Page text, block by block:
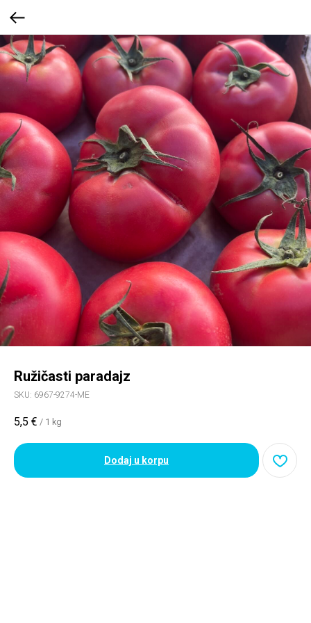
Ružičasti paradajz
SKU: 6967-9274-ME
5,5 € / 1 kg
Dodaj u korpu